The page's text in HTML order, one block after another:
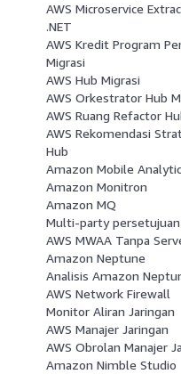
AWS Microservice
.NET
AWS Kredit Program
Migrasi
AWS Hub Migrasi
AWS Orkestrator Hub
AWS Ruang Refactor
AWS Rekomendasi
Hub
Amazon Mobile
Amazon Monitron
Amazon MQ
Multi-party persetujuan
AWS MWAA Tanpa
Amazon Neptune
Analisis Amazon
AWS Network Firewall
Monitor Aliran Jaringan
AWS Manajer Jaringan
AWS Obrolan Manajer
Amazon Nimble Studio